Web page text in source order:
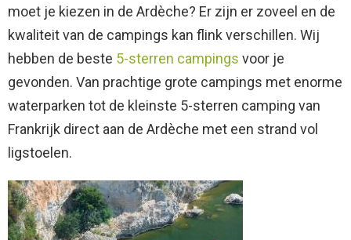
moet je kiezen in de Ardèche? Er zijn er zoveel en de
kwaliteit van de campings kan flink verschillen. Wij
hebben de beste 5-sterren campings voor je
gevonden. Van prachtige grote campings met enorme
waterparken tot de kleinste 5-sterren camping van
Frankrijk direct aan de Ardèche met een strand vol
ligstoelen.